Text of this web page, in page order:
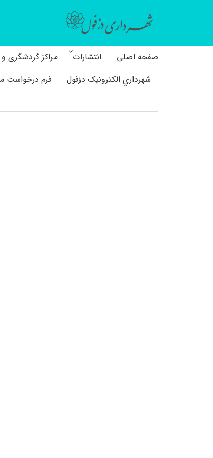
صفحه اصلی انتشارات مراکز گردشگری
شهرداري الکترونیک دزفول
فرم درخواست